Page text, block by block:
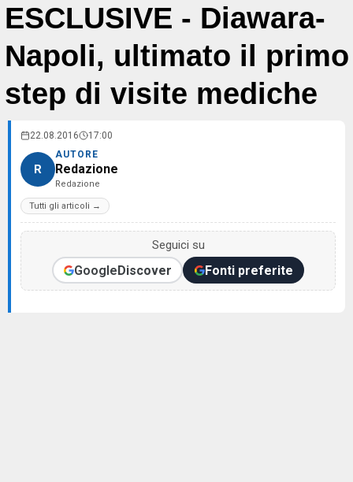
ESCLUSIVE - Diawara-
Napoli, ultimato il primo
step di visite mediche
22.08.2016 17:00
R
AUTORE
Redazione
Redazione
Tutti gli articoli →
Seguici su
GoogleDiscover Fonti preferite